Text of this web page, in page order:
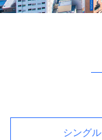
シングル